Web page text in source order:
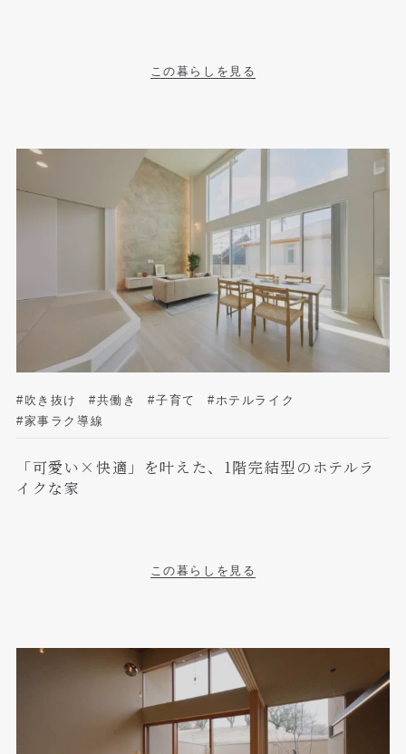
この暮らしを見る
#吹き抜け #共働き #子育て
#ホテルライク
#家事ラク導線
「可愛い×快適」を叶えた、1階完結型のホテルラ
イクな家
この暮らしを見る